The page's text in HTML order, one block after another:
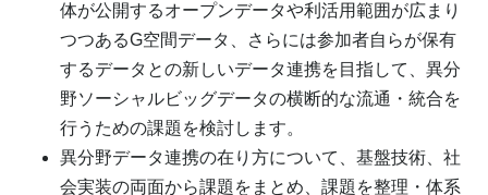
体が公開するオープンデータや利活用範囲が広まり
つつあるG空間データ、さらには参加者自らが保有
するデータとの新しいデータ連携を目指して、異分
野ソーシャルビッグデータの横断的な流通・統合を
行うための課題を検討します。
異分野データ連携の在り方について、基盤技術、社
会実装の両面から課題をまとめ、課題を整理・体系